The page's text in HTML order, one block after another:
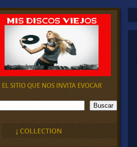
EL SITIO QUE NOS INVITA EVOCAR
Buscar
¡ COLLECTION